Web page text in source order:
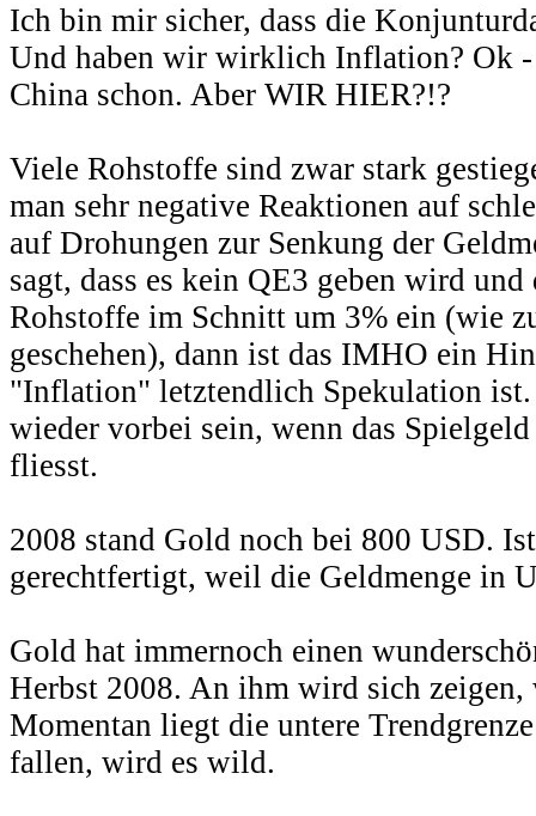
Ich bin mir sicher, dass die
Und haben wir wirklich Inflation? Ok -
China schon. Aber WIR HIER?!?
Viele Rohstoffe sind zwar stark
man sehr negative Reaktionen auf
auf Drohungen zur Senkung der
sagt, dass es kein QE3 geben wird
Rohstoffe im Schnitt um 3% ein (wie
geschehen), dann ist das IMHO ein
"Inflation" letztendlich Spekulation
wieder vorbei sein, wenn das
fliesst.
2008 stand Gold noch bei 800 USD.
gerechtfertigt, weil die Geldmenge in
Gold hat immernoch einen
Herbst 2008. An ihm wird sich
Momentan liegt die untere
fallen, wird es wild.